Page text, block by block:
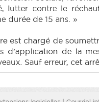
lutter contre le
durée de 15 ans. »
est chargé de
de la
Sauf erreur, cet